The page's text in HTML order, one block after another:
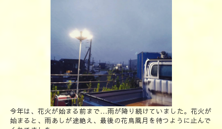
今年は、花火が始まる前まで...雨が降り続けていました。花火が
始まると、雨あしが途絶え、最後の花鳥風月を待つように止んで